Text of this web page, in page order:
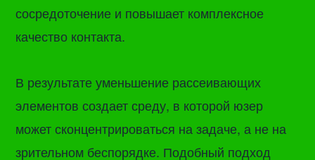
сосредоточение и повышает комплексное
качество контакта.
В результате уменьшение рассеивающих
элементов создает среду, в которой юзер
может сконцентрироваться на задаче, а не на
зрительном беспорядке. Подобный подход